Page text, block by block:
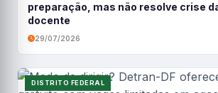
preparação, mas não resolve crise
docente
29/07/2026
DISTRITO FEDERAL